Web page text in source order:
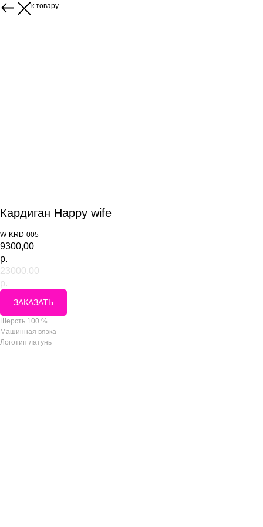
Переход к товару
Кардиган Happy wife
W-KRD-005
9300,00
р.
23000,00
р.
ЗАКАЗАТЬ
Шерсть 100 %
Машинная вязка
Логотип латунь